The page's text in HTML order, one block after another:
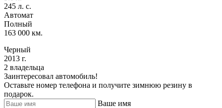
245 л. с.
Автомат
Полный
163 000 км.
Черный
2013 г.
2 владельца
Заинтересовал автомобиль!
Оставьте номер телефона и получите зимнюю резину в
подарок.
Ваше имя